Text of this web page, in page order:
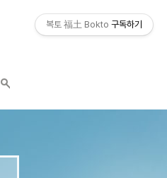
복토 福土 Bokto 구독하기